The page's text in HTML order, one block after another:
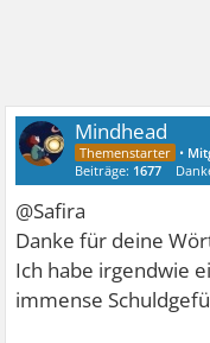
Mindhead
•
Beiträge: 1677
@Safira
Danke für deine
Ich habe irgendwie
immense